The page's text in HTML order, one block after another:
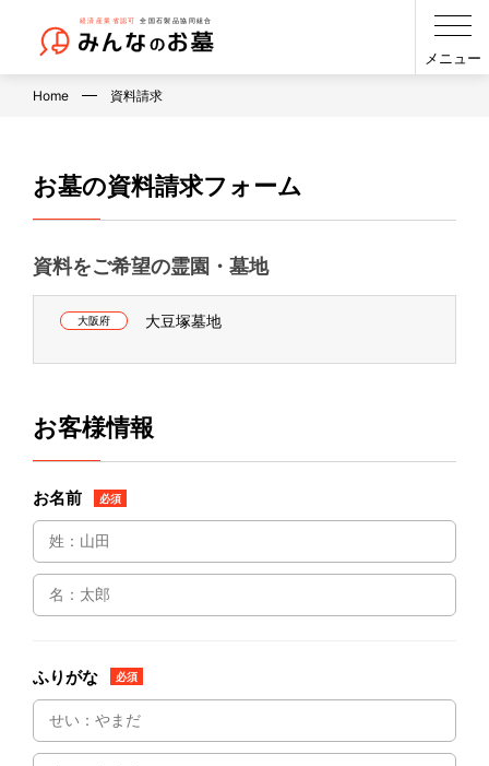
メニュー
Home 資料請求
お墓の資料請求フォーム
資料をご希望の霊園・墓地
大阪府 大豆塚墓地
お客様情報
お名前 必須
ふりがな 必須